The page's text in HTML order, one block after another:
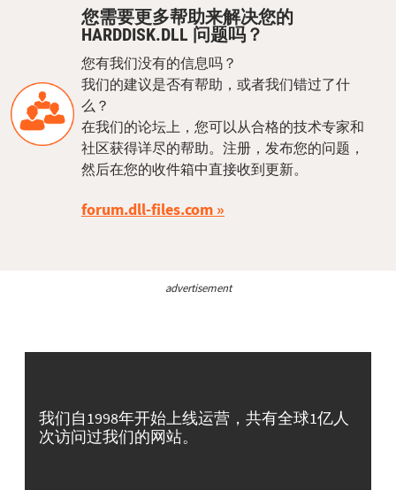
您需要更多帮助来解决您的
HARDDISK.DLL 问题吗？
您有我们没有的信息吗？
我们的建议是否有帮助，或者我们错过了什
么？
在我们的论坛上，您可以从合格的技术专家和
社区获得详尽的帮助。注册，发布您的问题，
然后在您的收件箱中直接收到更新。
forum.dll-files.com
advertisement
我们自1998年开始上线运营，共有全球1亿人
次访问过我们的网站。